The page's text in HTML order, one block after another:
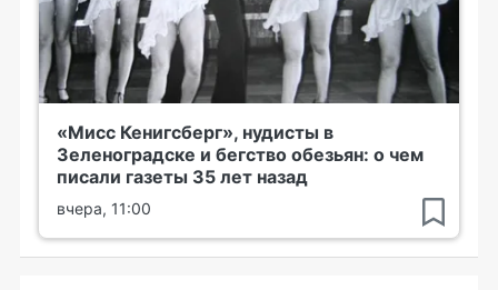
«Мисс Кенигсберг», нудисты в
Зеленоградске и бегство обезьян: о чем
писали газеты 35 лет назад
вчера, 11:00